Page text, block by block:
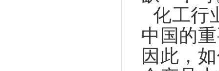
化工行
中国的
因此，